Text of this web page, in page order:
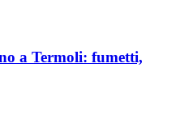
a Termoli: fumetti,